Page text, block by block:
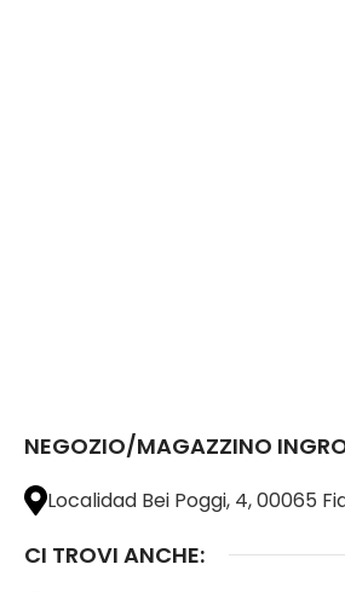
NEGOZIO/MAGAZZINO
Localidad Bei Poggi, 4, 00065
CI TROVI ANCHE: